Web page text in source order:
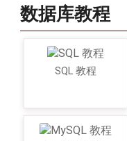
数据库教程
SQL 教程